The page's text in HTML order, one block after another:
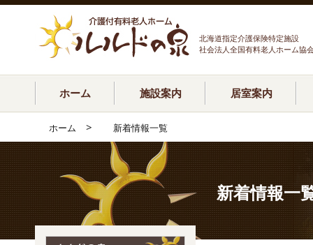
北海道指定介護保険特定施設
社会法人全国有料老人ホーム協
ホーム 施設案内 居室案内
ホーム > 新着情報一覧
新着情報一